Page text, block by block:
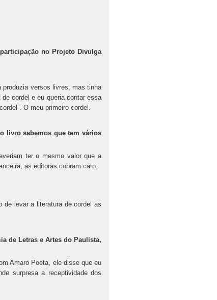
no Projeto Divulga
produzia versos livres, mas tinha
cordel e eu queria contar essa
O meu primeiro cordel.
livro sabemos que tem vários
ter o mesmo valor que a
as editoras cobram caro.
de levar a literatura de cordel as
de Letras e Artes do Paulista,
Amaro Poeta, ele disse que eu
surpresa a receptividade dos